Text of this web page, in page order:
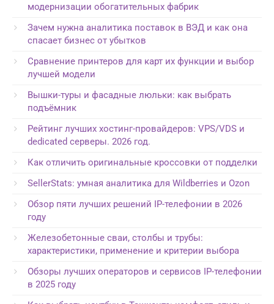
модернизации обогатительных фабрик
Зачем нужна аналитика поставок в ВЭД и как она
спасает бизнес от убытков
Сравнение принтеров для карт их функции и выбор
лучшей модели
Вышки-туры и фасадные люльки: как выбрать
подъёмник
Рейтинг лучших хостинг-провайдеров: VPS/VDS и
dedicated серверы. 2026 год.
Как отличить оригинальные кроссовки от подделки
SellerStats: умная аналитика для Wildberries и Ozon
Обзор пяти лучших решений IP-телефонии в 2026
году
Железобетонные сваи, столбы и трубы:
характеристики, применение и критерии выбора
Обзоры лучших операторов и сервисов IP-телефонии
в 2025 году